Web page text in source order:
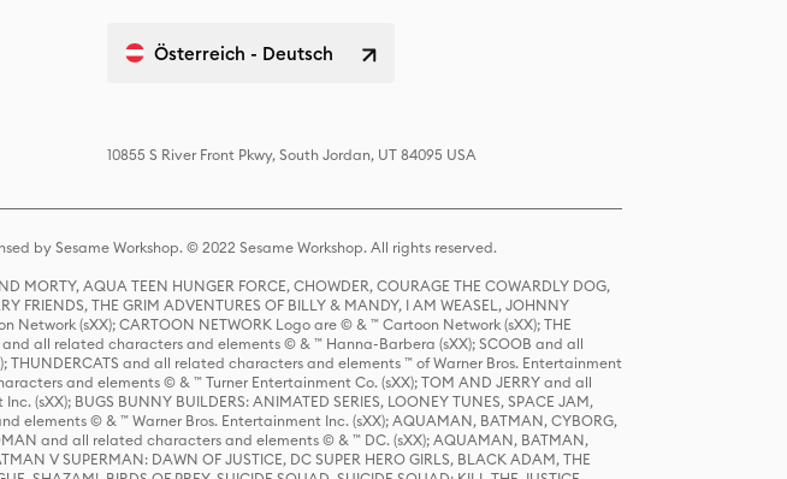
Österreich - Deutsch
10855 S River Front Pkwy, South Jordan, UT 84095 USA
by Sesame Workshop. © 2022 Sesame Workshop. All rights reserved.
MORTY, AQUA TEEN HUNGER FORCE, CHOWDER, COURAGE THE COWARDLY DOG,
FRIENDS, THE GRIM ADVENTURES OF BILLY & MANDY, I AM WEASEL, JOHNNY
(sXX); CARTOON NETWORK Logo are © & ™ Cartoon Network (sXX); THE
and all related characters and elements © & ™ Hanna-Barbera (sXX); SCOOB and all
and all related characters and elements ™ of Warner Bros. Entertainment
and elements © & ™ Turner Entertainment Co. (sXX); TOM AND JERRY and all
BUGS BUNNY BUILDERS: ANIMATED SERIES, LOONEY TUNES, SPACE JAM,
elements © & ™ Warner Bros. Entertainment Inc. (sXX); AQUAMAN, BATMAN, CYBORG,
and all related characters and elements © & ™ DC. (sXX); AQUAMAN, BATMAN,
V SUPERMAN: DAWN OF JUSTICE, DC SUPER HERO GIRLS, BLACK ADAM, THE